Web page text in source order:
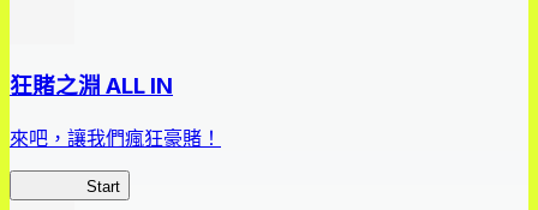
狂賭之淵 ALL IN
來吧，讓我們瘋狂豪賭！
Start